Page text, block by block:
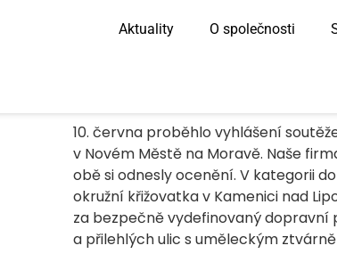
Aktuality O společnosti
10. června proběhlo vyhlášení
v Novém Městě na Moravě. Naše
obě si odnesly ocenění. V kategorii
okružní křižovatka v Kamenici nad
za bezpečně vydefinovaný
a přilehlých ulic s uměleckým